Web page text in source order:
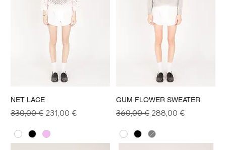
NET LACE
Prezzo regolare
330,00 € Prezzo scontato
231,00 €
GUM FLOWER SWEATER
Prezzo regolare
360,00 € Prezzo scontato
288,00 €